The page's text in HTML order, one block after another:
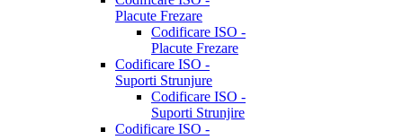
Placute Frezare
Codificare ISO -
Placute Frezare
Codificare ISO -
Suporti Strunjure
Codificare ISO -
Suporti Strunjire
Codificare ISO -